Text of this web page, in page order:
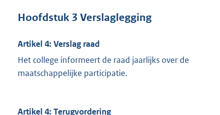
Hoofdstuk 3 Verslaglegging
Artikel 4: Verslag raad
Het college informeert de raad jaarlijks over de
maatschappelijke participatie.
Artikel 4: Terugvordering